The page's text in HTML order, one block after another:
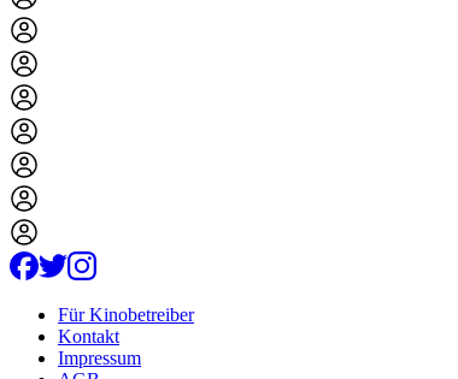
Für Kinobetreiber
Kontakt
Impressum